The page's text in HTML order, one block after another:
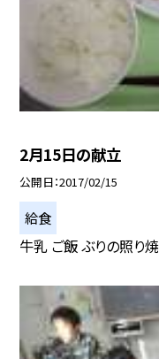
2月15日の献立
公開日 2017/02/15
給食
牛乳 ご飯 ぶりの照り